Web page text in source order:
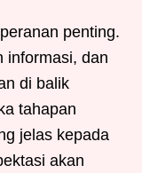
penting.
informasi, dan
di balik
tahapan
jelas kepada
akan